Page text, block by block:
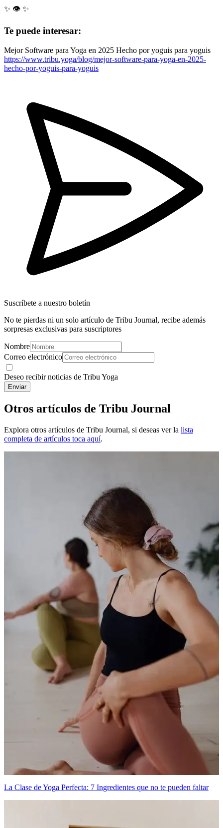
✨ 👁️ ✨
Te puede interesar:
Mejor Software para Yoga en 2025 Hecho por yoguis para yoguis
https://www.tribu.yoga/blog/mejor-software-para-yoga-en-2025-
hecho-por-yoguis-para-yoguis
Suscríbete a nuestro boletín
No te pierdas ni un solo artículo de Tribu Journal, recibe además
sorpresas exclusivas para suscriptores
Nombre
Correo electrónico
Deseo recibir noticias de Tribu Yoga
Enviar
Otros artículos de Tribu Journal
Explora otros artículos de Tribu Journal, si deseas ver la lista
completa de artículos toca aquí.
La Clase de Yoga Perfecta: 7 Ingredientes que no te pueden faltar